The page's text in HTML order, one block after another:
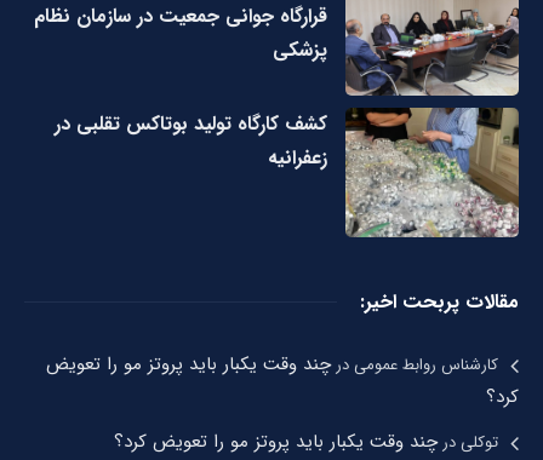
قرارگاه جوانی جمعیت در سازمان نظام
پزشکی
کشف کارگاه تولید بوتاکس تقلبی در
زعفرانیه
مقالات پربحت اخیر:
کارشناس روابط عمومیدرچند وقت یکبار باید پروتز مو را تعویض
کرد؟
توکلیدرچند وقت یکبار باید پروتز مو را تعویض کرد؟